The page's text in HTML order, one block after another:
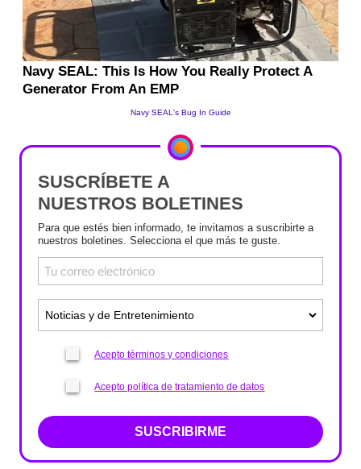
SUSCRÍBETE A
NUESTROS BOLETINES
Para que estés bien informado, te invitamos a suscribirte a
nuestros boletines. Selecciona el que más te guste.
Acepto términos y condiciones
Acepto política de tratamiento de datos
SUSCRIBIRME